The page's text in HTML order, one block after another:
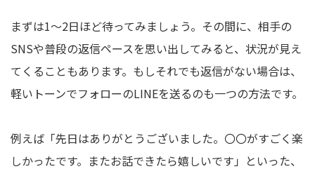
まずは1～2日ほど待ってみましょう。その間に、相手の
SNSや普段の返信ペースを思い出してみると、状況が見え
てくることもあります。もしそれでも返信がない場合は、
軽いトーンでフォローのLINEを送るのも一つの方法です。
例えば「先日はありがとうございました。〇〇がすごく楽
しかったです。またお話できたら嬉しいです」といった、